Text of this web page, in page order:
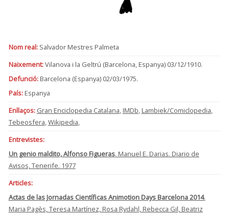
Nom real:Salvador Mestres Palmeta
Naixement:Vilanova i la Geltrú (Barcelona, Espanya) 03/12/1910.
Defunció:Barcelona (Espanya) 02/03/1975.
País:Espanya
Enllaços: Gran Enciclopedia Catalana, IMDb, Lambiek/Comiclopedia,
Tebeosfera,Wikipedia,
Entrevistes:
Un genio maldito, Alfonso Figueras. Manuel E. Darias. Diario de
Avisos, Tenerife. 1977
Articles:
Actas de las Jornadas Científicas Animotion Days Barcelona 2014.
Maria Pagès, Teresa Martínez, Rosa Rydahl, Rebecca Gil, Beatriz